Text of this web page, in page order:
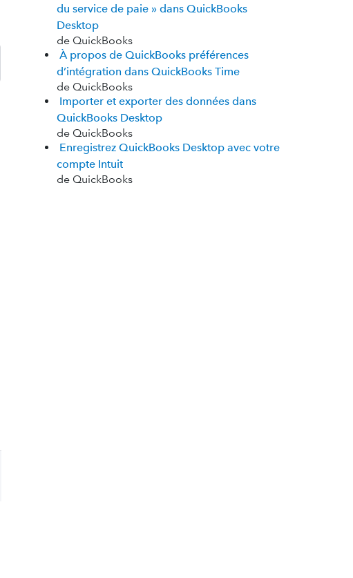
du service de paie » dans QuickBooks
Desktop
de QuickBooks
À propos de QuickBooks préférences
d’intégration dans QuickBooks Time
de QuickBooks
Importer et exporter des données dans
QuickBooks Desktop
de QuickBooks
Enregistrez QuickBooks Desktop avec votre
compte Intuit
de QuickBooks